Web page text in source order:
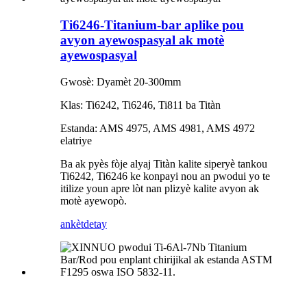
Ti6246-Titanium-bar aplike pou
avyon ayewospasyal ak motè
ayewospasyal
Gwosè: Dyamèt 20-300mm
Klas: Ti6242, Ti6246, Ti811 ba Titàn
Estanda: AMS 4975, AMS 4981, AMS 4972
elatriye
Ba ak pyès fòje alyaj Titàn kalite siperyè tankou
Ti6242, Ti6246 ke konpayi nou an pwodui yo te
itilize youn apre lòt nan plizyè kalite avyon ak
motè ayewopò.
ankètdetay